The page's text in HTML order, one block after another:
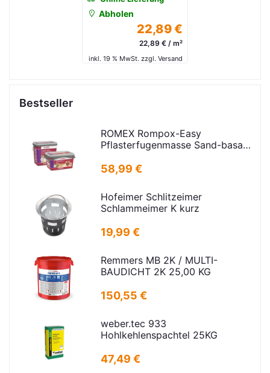
Abholen
22,89 €
22,89 € / m²
inkl. 19 % MwSt. zzgl. Versand
Bestseller
ROMEX Rompox-Easy
Pflasterfugenmasse Sand-basalt
58,99 €
Hofeimer Schlitzeimer
Schlammeimer K kurz
19,99 €
Remmers MB 2K / MULTI-
BAUDICHT 2K 25,00 KG
150,55 €
weber.tec 933
Hohlkehlenspachtel 25KG
47,49 €